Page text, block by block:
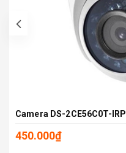
Camera DS-2CE56C0T-IRP
450.000₫